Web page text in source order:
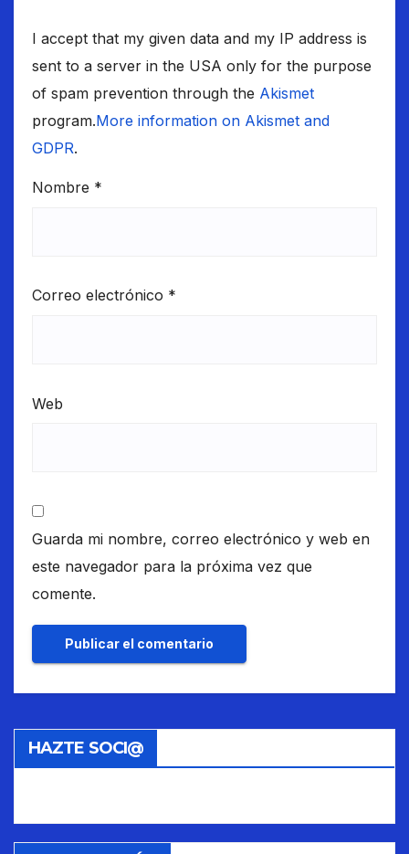
I accept that my given data and my IP address is
sent to a server in the USA only for the purpose
of spam prevention through the Akismet
program.More information on Akismet and
GDPR.
Nombre *
Correo electrónico *
Web
Guarda mi nombre, correo electrónico y web en
este navegador para la próxima vez que
comente.
HAZTE SOCI@